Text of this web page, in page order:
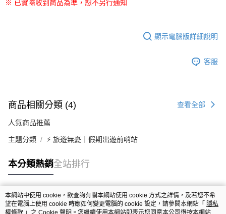
※ 已實際收到商品為準，恕不另行通知
顯示電腦版詳細說明
客服
商品相關分類 (4) 查看全部
人氣商品推薦
主題分類 ⚡ 旅遊無憂｜假期出遊前哨站
本分類熱銷全站排行
熱門標籤
本網站中使用 cookie，欲查詢有關本網站使用 cookie 方式之詳情，及若您不希
望在電腦上使用 cookie 時應如何變更電腦的 cookie 設定，請參閱本網站「 隱私
權條款 」之 Cookie 聲明。您繼續使用本網站即表示您同意本公司得按本網站使